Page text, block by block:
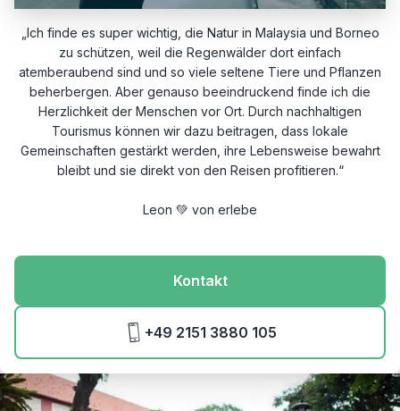
„Ich finde es super wichtig, die Natur in Malaysia und Borneo
zu schützen, weil die Regenwälder dort einfach
atemberaubend sind und so viele seltene Tiere und Pflanzen
beherbergen. Aber genauso beeindruckend finde ich die
Herzlichkeit der Menschen vor Ort. Durch nachhaltigen
Tourismus können wir dazu beitragen, dass lokale
Gemeinschaften gestärkt werden, ihre Lebensweise bewahrt
bleibt und sie direkt von den Reisen profitieren.“
Leon 💚 von erlebe
Kontakt
+49 2151 3880 105